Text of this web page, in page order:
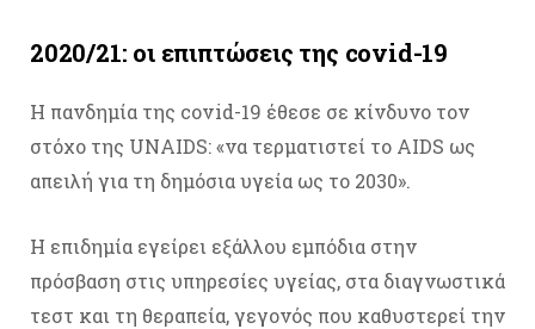
2020/21: οι επιπτώσεις της covid-19
Η πανδημία της covid-19 έθεσε σε κίνδυνο τον
στόχο της UNAIDS: «να τερματιστεί το AIDS ως
απειλή για τη δημόσια υγεία ως το 2030».
Η επιδημία εγείρει εξάλλου εμπόδια στην
πρόσβαση στις υπηρεσίες υγείας, στα διαγνωστικά
τεστ και τη θεραπεία, γεγονός που καθυστερεί την